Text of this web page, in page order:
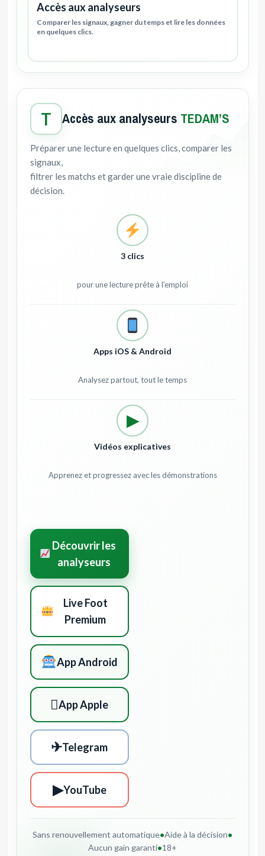
Accès aux analyseurs
Comparer les signaux, gagner du temps et lire les données
en quelques clics.
T Accès aux analyseurs TEDAM’S
Préparer une lecture en quelques clics, comparer les
signaux,
filtrer les matchs et garder une vraie discipline de
décision.
3 clics
pour une lecture prête à l’emploi
Apps iOS & Android
Analysez partout, tout le temps
▶
Vidéos explicatives
Apprenez et progressez avec les démonstrations
Découvrir les
analyseurs
Live Foot
Premium
App Android
App Apple
✈Telegram
▶YouTube
Sans renouvellement automatique•Aide à la décision•
Aucun gain garanti•18+